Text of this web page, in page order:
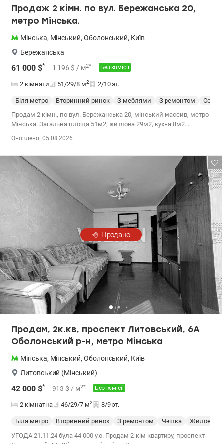
Продаж 2 кімн. по вул. Бережанська 20,
метро Мінська.
Мінська, Мінський, Оболонський, Київ
Бережанська
61 000 $* 1 196 $ / м2* Без комісії
2 кімнати 51/29/8 м2 2/10 эт.
Біля метро Вторинний ринок З меблями З ремонтом
Продам 2 кімн., по вул. Бережанська 20, мінський массив, метро
Мінська. Загальна площа 51м2, житлова 29м2, кухня 8м2.
замінені на металопластикові. Залишаеться бойлер, пральна
машина, меблі на кухні і в кімнаті. Вбудинку охайний підізд.
Поруч парк. Є багато місць для паркування авто. У дворі
сучасний дитячий майданчик.Поруч дитячий садок. Метро
Мінська , Героів Дніпра 15 хвилин на транспорті. Ціна: 63000 у.о
моб. 0664863383 Тетяна. valion.ua/1133865
Оновлено: 05.08.2026
Продано
Продам, 2к.кв, проспект Литовський, 6А
Оболонський р-н, метро Мінська
Мінська, Мінський, Оболонський, Київ
Литовський (Мінський)
42 000 $* 913 $ / м2* Без комісії
2 кімнатна 46/29/7 м2 8/9 эт.
Біля метро Вторинний ринок З ремонтом Чешка
Жилое
УГОДА 21.11.24 була 44 000 у.о. Продам 2-кім квартиру, проспект